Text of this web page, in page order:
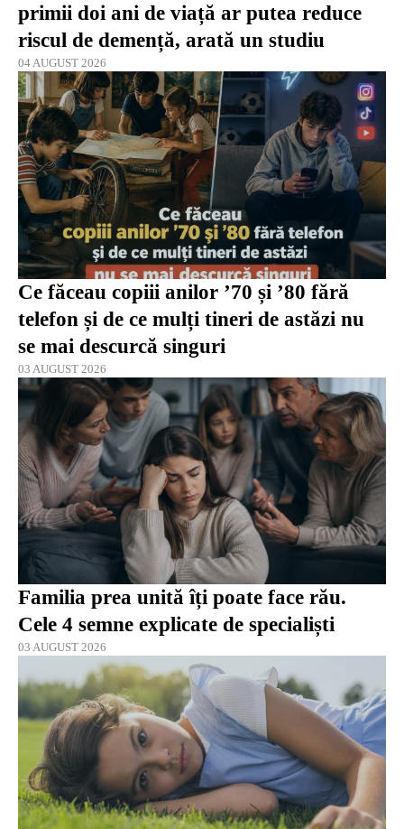
primii doi ani de viață ar putea reduce
riscul de demență, arată un studiu
04 AUGUST 2026
Ce făceau copiii anilor ’70 și ’80 fără
telefon și de ce mulți tineri de astăzi nu
se mai descurcă singuri
03 AUGUST 2026
Familia prea unită îți poate face rău.
Cele 4 semne explicate de specialiști
03 AUGUST 2026